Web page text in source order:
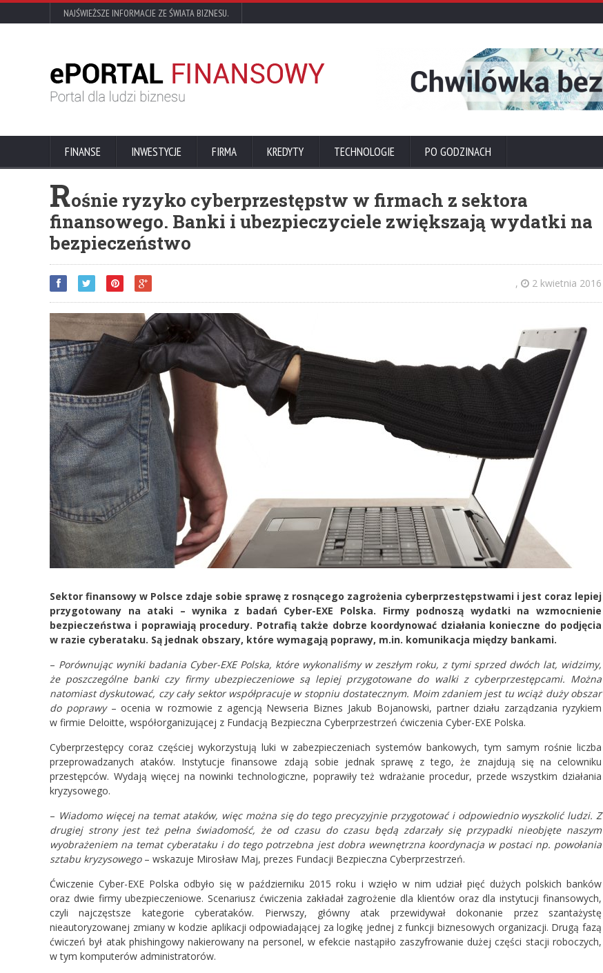
NAJŚWIEŻSZE INFORMACJE ZE ŚWIATA BIZNESU.
FINANSE INWESTYCJE FIRMA KREDYTY TECHNOLOGIE PO GODZINACH
Rośnie ryzyko cyberprzestępstw w firmach z sektora
finansowego. Banki i ubezpieczyciele zwiększają wydatki na
bezpieczeństwo
, 2 kwietnia 2016
Sektor finansowy w Polsce zdaje sobie sprawę z rosnącego zagrożenia cyberprzestępstwami i jest coraz lepiej
przygotowany na ataki – wynika z badań Cyber-EXE Polska. Firmy podnoszą wydatki na wzmocnienie
bezpieczeństwa i poprawiają procedury. Potrafią także dobrze koordynować działania konieczne do podjęcia
w razie cyberataku. Są jednak obszary, które wymagają poprawy, m.in. komunikacja między bankami.
– Porównując wyniki badania Cyber-EXE Polska, które wykonaliśmy w zeszłym roku, z tymi sprzed dwóch lat, widzimy,
że poszczególne banki czy firmy ubezpieczeniowe są lepiej przygotowane do walki z cyberprzestępcami. Można
natomiast dyskutować, czy cały sektor współpracuje w stopniu dostatecznym. Moim zdaniem jest tu wciąż duży obszar
do poprawy – ocenia w rozmowie z agencją Newseria Biznes Jakub Bojanowski, partner działu zarządzania ryzykiem
w firmie Deloitte, współorganizującej z Fundacją Bezpieczna Cyberprzestrzeń ćwiczenia Cyber-EXE Polska.
Cyberprzestępcy coraz częściej wykorzystują luki w zabezpieczeniach systemów bankowych, tym samym rośnie liczba
przeprowadzanych ataków. Instytucje finansowe zdają sobie jednak sprawę z tego, że znajdują się na celowniku
przestępców. Wydają więcej na nowinki technologiczne, poprawiły też wdrażanie procedur, przede wszystkim działania
kryzysowego.
– Wiadomo więcej na temat ataków, więc można się do tego precyzyjnie przygotować i odpowiednio wyszkolić ludzi. Z
drugiej strony jest też pełna świadomość, że od czasu do czasu będą zdarzały się przypadki nieobjęte naszym
wyobrażeniem na temat cyberataku i do tego potrzebna jest dobra wewnętrzna koordynacja w postaci np. powołania
sztabu kryzysowego– wskazuje Mirosław Maj, prezes Fundacji Bezpieczna Cyberprzestrzeń.
Ćwiczenie Cyber-EXE Polska odbyło się w październiku 2015 roku i wzięło w nim udział pięć dużych polskich banków
oraz dwie firmy ubezpieczeniowe. Scenariusz ćwiczenia zakładał zagrożenie dla klientów oraz dla instytucji finansowych,
czyli najczęstsze kategorie cyberataków. Pierwszy, główny atak przewidywał dokonanie przez szantażystę
nieautoryzowanej zmiany w kodzie aplikacji odpowiadającej za logikę jednej z funkcji biznesowych organizacji. Drugą fazą
ćwiczeń był atak phishingowy nakierowany na personel, w efekcie nastąpiło zaszyfrowanie dużej części stacji roboczych,
w tym komputerów administratorów.